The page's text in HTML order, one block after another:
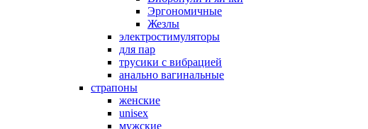
Эргономичные
Жезлы
электростимуляторы
для пар
трусики с вибрацией
анально вагинальные
страпоны
женские
unisex
мужские